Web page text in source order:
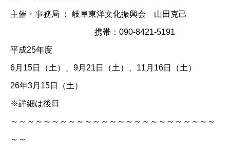
主催・事務局 ： 岐阜東洋文化振興会 山田克己
携帯：090-8421-5191
平成25年度
6月15日（土）、9月21日（土）、11月16日（土）
26年3月15日（土）
※詳細は後日
～～～～～～～～～～～～～～～～～～～～～～～～～
～～